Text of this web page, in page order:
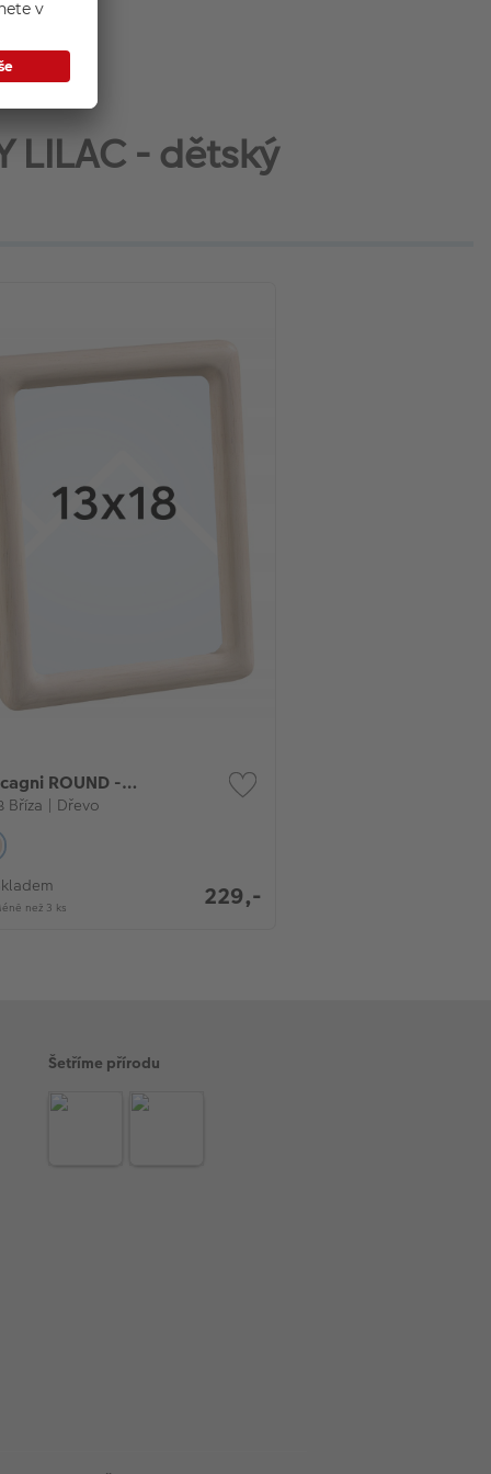
LILAC - dětský
ROUND -
Bříza | Dřevo
než 3 ks 229,-
Šetříme přírodu